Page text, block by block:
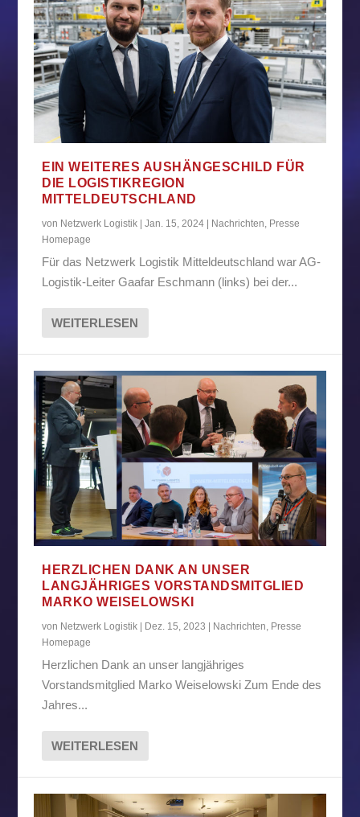
EIN WEITERES AUSHÄNGESCHILD FÜR
DIE LOGISTIKREGION
MITTELDEUTSCHLAND
von Netzwerk Logistik |Jan. 15, 2024 Nachrichten, Presse
Homepage
Für das Netzwerk Logistik Mitteldeutschland war AG-
Logistik-Leiter Gaafar Eschmann (links) bei der...
WEITERLESEN
HERZLICHEN DANK AN UNSER
LANGJÄHRIGES VORSTANDSMITGLIED
MARKO WEISELOWSKI
von Netzwerk Logistik Dez. 15, 2023 Nachrichten, Presse
Homepage
Herzlichen Dank an unser langjähriges
Vorstandsmitglied Marko Weiselowski Zum Ende des
Jahres...
WEITERLESEN